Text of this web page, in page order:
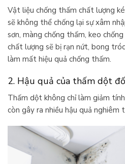
Vật liệu chống thấm chất lượng
sẽ không thể chống lại sự xâm
sơn, màng chống thấm, keo
chất lượng sẽ bị rạn nứt, bong
làm mất hiệu quả chống thấm.
2. Hậu quả của thấm dột
Thấm dột không chỉ làm giảm
còn gây ra nhiều hậu quả nghiêm